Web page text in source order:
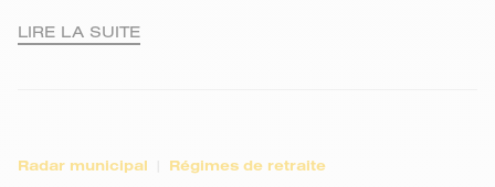
LIRE LA SUITE
Radar municipal Régimes de retraite